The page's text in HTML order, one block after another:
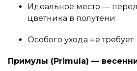
Идеальное место —
цветника в полутени
Особого ухода не требует
Примулы (Primula) —